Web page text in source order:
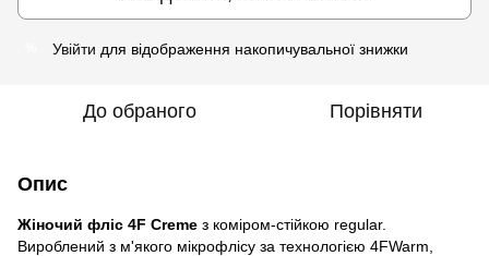
Увійти для відображення накопичувальної знижки
До обраного Порівняти
Опис
Жіночий фліс 4F Creme з коміром-стійкою regular.
Вироблений з м'якого мікрофлісу за технологією 4FWarm,